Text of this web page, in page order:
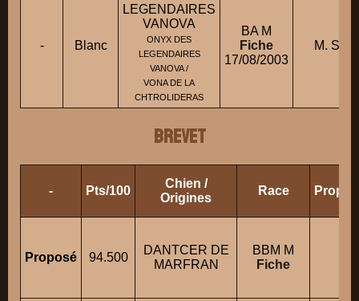
- Blanc
LEGENDAIRES
VANOVA
ONYX DES
LEGENDAIRES
VANOVA /
VONA DE LA
CHTROLIDERAS
BA M
Fiche
17/08/2003
M.
BREVET
- Pts/100
Chien /
Origines
Race
Proposé 94.500
DANTCER DE
MARFRAN
BBM M
Fiche